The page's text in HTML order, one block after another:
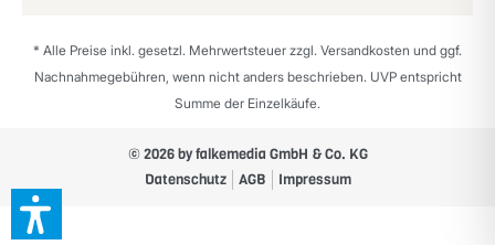
* Alle Preise inkl. gesetzl. Mehrwertsteuer zzgl. Versandkosten und ggf.
Nachnahmegebühren, wenn nicht anders beschrieben. UVP entspricht
Summe der Einzelkäufe.
© 2026 by falkemedia GmbH & Co. KG
Datenschutz
AGB Impressum